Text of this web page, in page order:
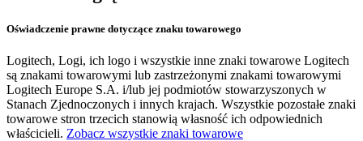
Oświadczenie prawne dotyczące znaku towarowego
Logitech, Logi, ich logo i wszystkie inne znaki towarowe Logitech
są znakami towarowymi lub zastrzeżonymi znakami towarowymi
Logitech Europe S.A. i/lub jej podmiotów stowarzyszonych w
Stanach Zjednoczonych i innych krajach. Wszystkie pozostałe znaki
towarowe stron trzecich stanowią własność ich odpowiednich
właścicieli. Zobacz wszystkie znaki towarowe